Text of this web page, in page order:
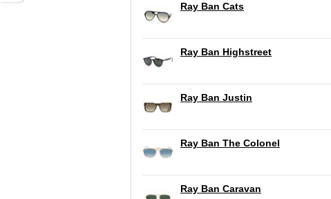
Ray Ban Cats
Ray Ban Highstreet
Ray Ban Justin
Ray Ban The Colonel
Ray Ban Caravan